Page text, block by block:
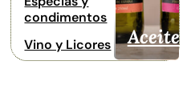
Aceites
condimentos
Vino y Licores